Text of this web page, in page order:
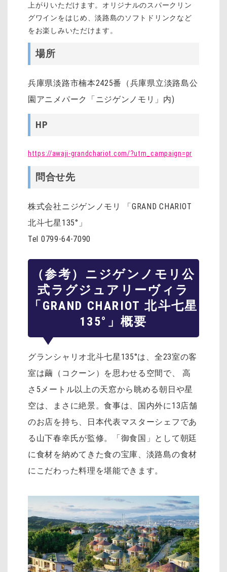
上がりいただけます。オリジナルのスパークリン
グワインをはじめ、淡路島のソフトドリンクなど
をお楽しみいただけます。
場所
兵庫県淡路市楠本2425番（兵庫県立淡路島公
園アニメパーク「ニジゲンノモリ」内)
HP
https://awaji-grandchariot.com/?utm_campaign=pr
問合せ先
株式会社ニジゲンノモリ 「GRAND CHARIOT
北斗七星135°」
Tel 0799-64-7090
（参考）ニジゲンノモリ公
式ラグジュアリーヴィラ
「GRAND CHARIOT 北斗七星
135°」概要
グランシャリオ北斗七星135°は、全23室の客
室は繭（コクーン）を思わせる空間で、 高
さ5メートル以上の天窓から眺める朝日や星
空は、まさに絶景。食事は、国内外に13店舗
のお店を持ち、日本代表マスターシェフであ
る山下春幸氏が監修。「御食国」として朝廷
に食材を納めてきた食の宝庫、淡路島の食材
にこだわった料理を堪能できます。